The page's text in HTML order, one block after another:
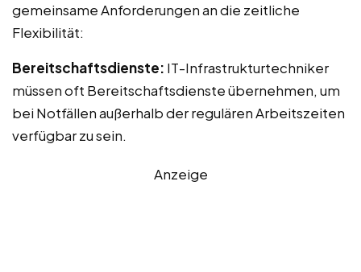
gemeinsame Anforderungen an die zeitliche
Flexibilität:
Bereitschaftsdienste: IT-Infrastrukturtechniker
müssen oft Bereitschaftsdienste übernehmen, um
bei Notfällen außerhalb der regulären Arbeitszeiten
verfügbar zu sein.
Anzeige